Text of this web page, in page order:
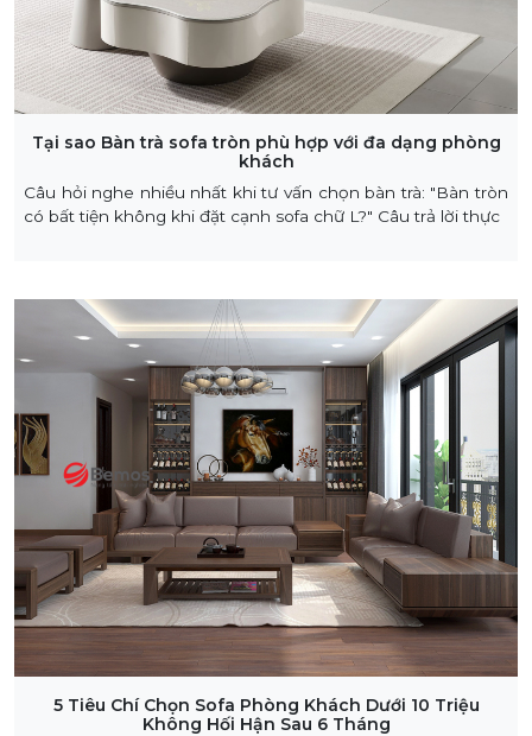
Tại sao Bàn trà sofa tròn phù hợp với đa dạng phòng
khách
Câu hỏi nghe nhiều nhất khi tư vấn chọn bàn trà: "Bàn tròn
có bất tiện không khi đặt cạnh sofa chữ L?" Câu trả lời thực
5 Tiêu Chí Chọn Sofa Phòng Khách Dưới 10 Triệu
Không Hối Hận Sau 6 Tháng